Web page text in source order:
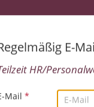
E-
HR/
Mail *